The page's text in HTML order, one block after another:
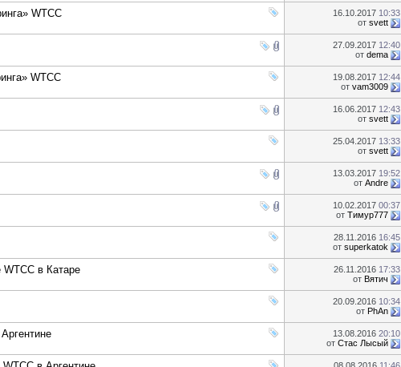
WTCC 16.10.2017 10:33
от svett
27.09.2017 12:40
от dema
WTCC 19.08.2017 12:44
от vam3009
16.06.2017 12:43
от svett
25.04.2017 13:33
от svett
13.03.2017 19:52
от Andre
10.02.2017 00:37
от Тимур777
28.11.2016 16:45
от superkatok
в Катаре 26.11.2016 17:33
от Вятич
20.09.2016 10:34
от PhAn
13.08.2016 20:10
от Стас Лысый